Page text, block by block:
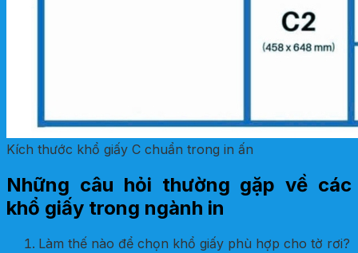
Kích thước khổ giấy C chuẩn trong in ấn
Những câu hỏi thường gặp về các
khổ giấy trong ngành in
Làm thế nào để chọn khổ giấy phù hợp cho tờ rơi?